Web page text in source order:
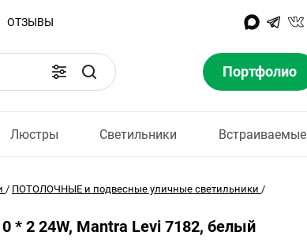
ОТЗЫВЫ
Портфолио
Люстры Светильники Встраиваемые
/ ПОТОЛОЧНЫЕ и подвесные уличные светильники /
* 2 24W, Mantra Levi 7182, белый